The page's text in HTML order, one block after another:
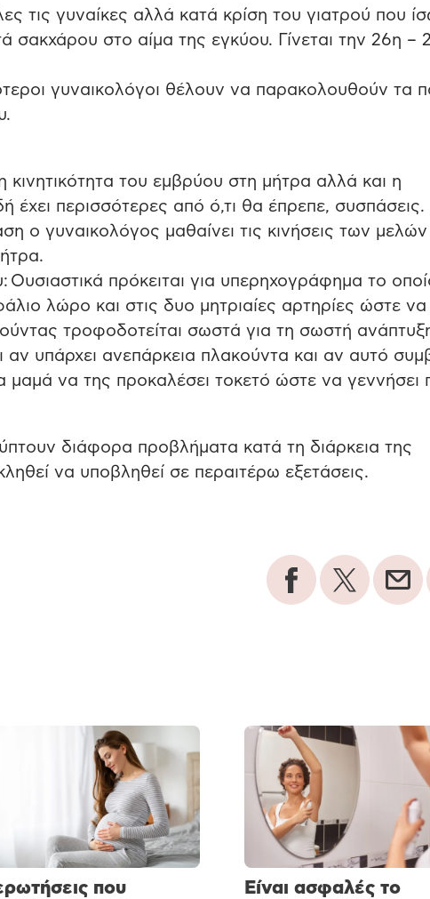
τις γυναίκες αλλά κατά κρίση του γιατρού που
σακχάρου στο αίμα της εγκύου. Γίνεται την 26η –
γυναικολόγοι θέλουν να παρακολουθούν τα
κινητικότητα του εμβρύου στη μήτρα αλλά και η
έχει περισσότερες από ό,τι θα έπρεπε, συσπάσεις.
ο γυναικολόγος μαθαίνει τις κινήσεις των μελών
πρόκειται για υπερηχογράφημα το
λώρο και στις δυο μητριαίες αρτηρίες ώστε να
τροφοδοτείται σωστά για τη σωστή
υπάρχει ανεπάρκεια πλακούντα και αν αυτό
να της προκαλέσει τοκετό ώστε να γεννήσει
διάφορα προβλήματα κατά τη διάρκεια της
να υποβληθεί σε περαιτέρω εξετάσεις.
που Είναι ασφαλές το